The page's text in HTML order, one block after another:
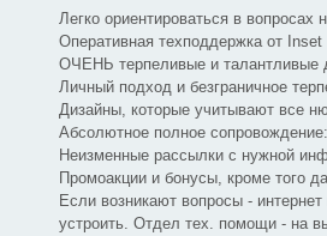
Легко ориентироваться в вопросах
Оперативная техподдержка от Inset
ОЧЕНЬ терпеливые и талантливые
Личный подход и безграничное
Дизайны, которые учитывают все
Абсолютное полное
Неизменные рассылки с нужной
Промоакции и бонусы, кроме того
Если возникают вопросы -
устроить. Отдел тех. помощи - на